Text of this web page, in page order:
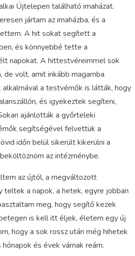
Újtelepen található imaházat.
jártam az imaházba, és a
A hit sokat segített a
és könnyebbé tette a
napokat. A hittestvéreimmel sok
volt, amit inkább magamba
a testvérnők is látták, hogy
és igyekeztek segíteni,
ajánlották a győrteleki
segítségével felvettük a
időn belül sikerült kikerülni a
az intézménybe.
az újtól, a megváltozott
a napok, a hetek, egyre jobban
meg, hogy segítő kezek
is kell itt éljek, életem egy új
hogy a sok rossz után még hihetek
és évek várnak reám.